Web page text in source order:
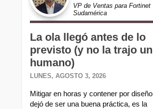
VP de Ventas para Fortinet
Sudamérica
La ola llegó antes de lo
previsto (y no la trajo un
humano)
LUNES, AGOSTO 3, 2026
Mitigar en horas y contener por diseño
dejó de ser una buena práctica, es la